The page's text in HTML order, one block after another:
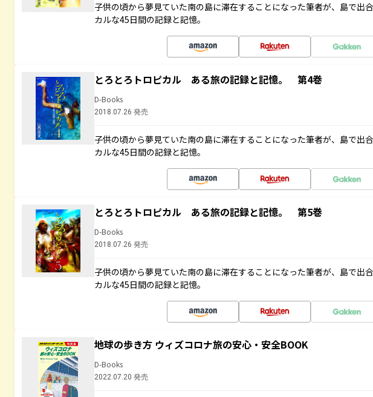
子供の頃から夢見ていた南の島に滞在することになった筆者が、島で出
カルな45日間の記録と記憶。
とろとろトロピカル ある旅の記録と記憶。 第4巻
D-Books
2018.07.26 発売
子供の頃から夢見ていた南の島に滞在することになった筆者が、島で出
カルな45日間の記録と記憶。
とろとろトロピカル ある旅の記録と記憶。 第5巻
D-Books
2018.07.26 発売
子供の頃から夢見ていた南の島に滞在することになった筆者が、島で出
カルな45日間の記録と記憶。
地球の歩き方 ウィズコロナ旅の安心・安全BOOK
D-Books
2022.07.20 発売